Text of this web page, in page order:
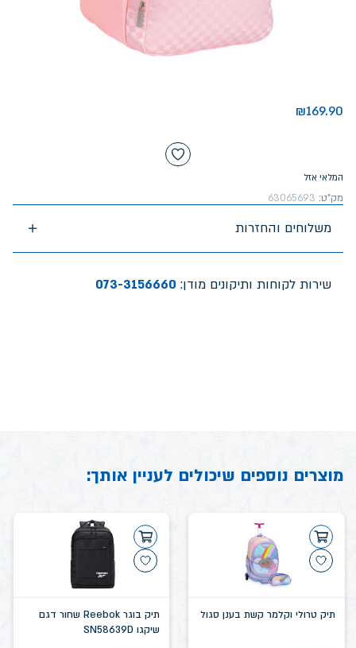
₪169.90
המלאי אזל
מק"ט: 63065693
משלוחים והחזרות
שירות לקוחות ותיקונים מודן: 073-3156660
מוצרים נוספים שיכולים לעניין אותך:
תיק טרולי וקלמר קשת בענן סגול
תיק בוגר Reebok שחור דגם
שיקגו SN58639D